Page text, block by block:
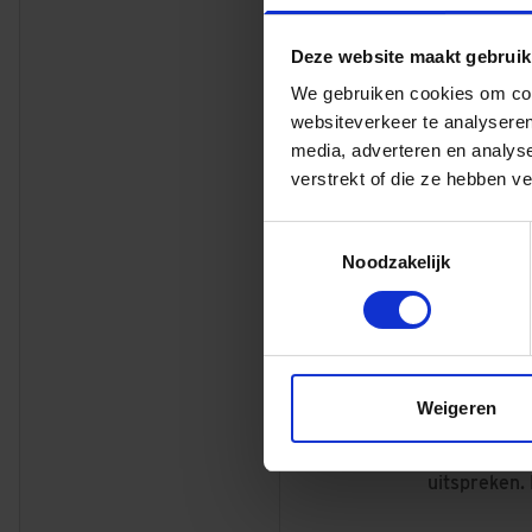
Deze website maakt
We gebruiken cookies om
websiteverkeer te
media, adverteren en
verstrekt of die ze hebben
Noodzakelijk
Weigeren
Meer bij
Dura
€ 1,8
dankzij
opnieuw
iedereen
uitspreken.